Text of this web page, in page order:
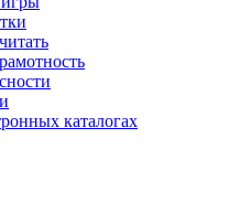
каталогах